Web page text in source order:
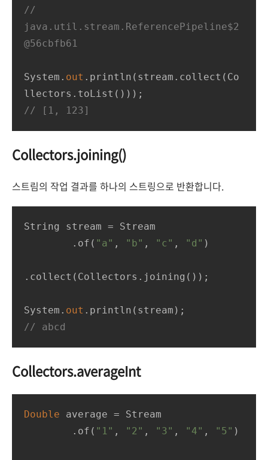
//
java.util.stream.ReferencePipeline$2
@56cbfb61
System. out .println(stream.collect(Co
// [1, 123]
Collectors.joining()
스트림의 작업 결과를 하나의 스트링으로 반환합니다.
String stream = Stream
        .of(
"a" , "b" , "c" , "d" )
.collect(Collectors.joining());
System. out
// abcd
Collectors.averageInt
Double average = Stream
        .of(
"1" , "2" , "3" , "4" , "5" )